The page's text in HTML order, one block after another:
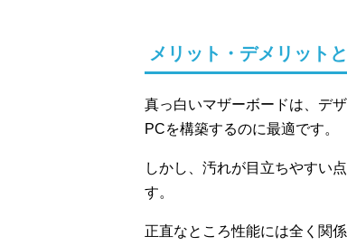
メリット・デメリット
真っ白いマザーボードは、デ
PCを構築するのに最適です。
しかし、汚れが目立ちやすい
す。
正直なところ性能には全く関